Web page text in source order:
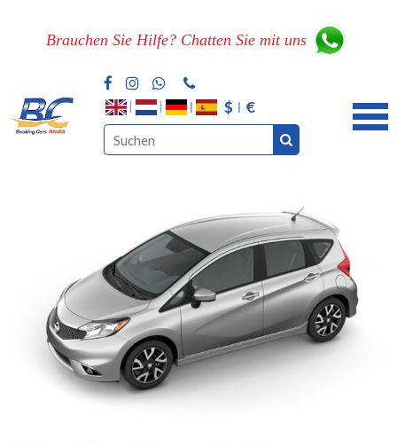
Brauchen Sie Hilfe? Chatten Sie mit uns
$ €